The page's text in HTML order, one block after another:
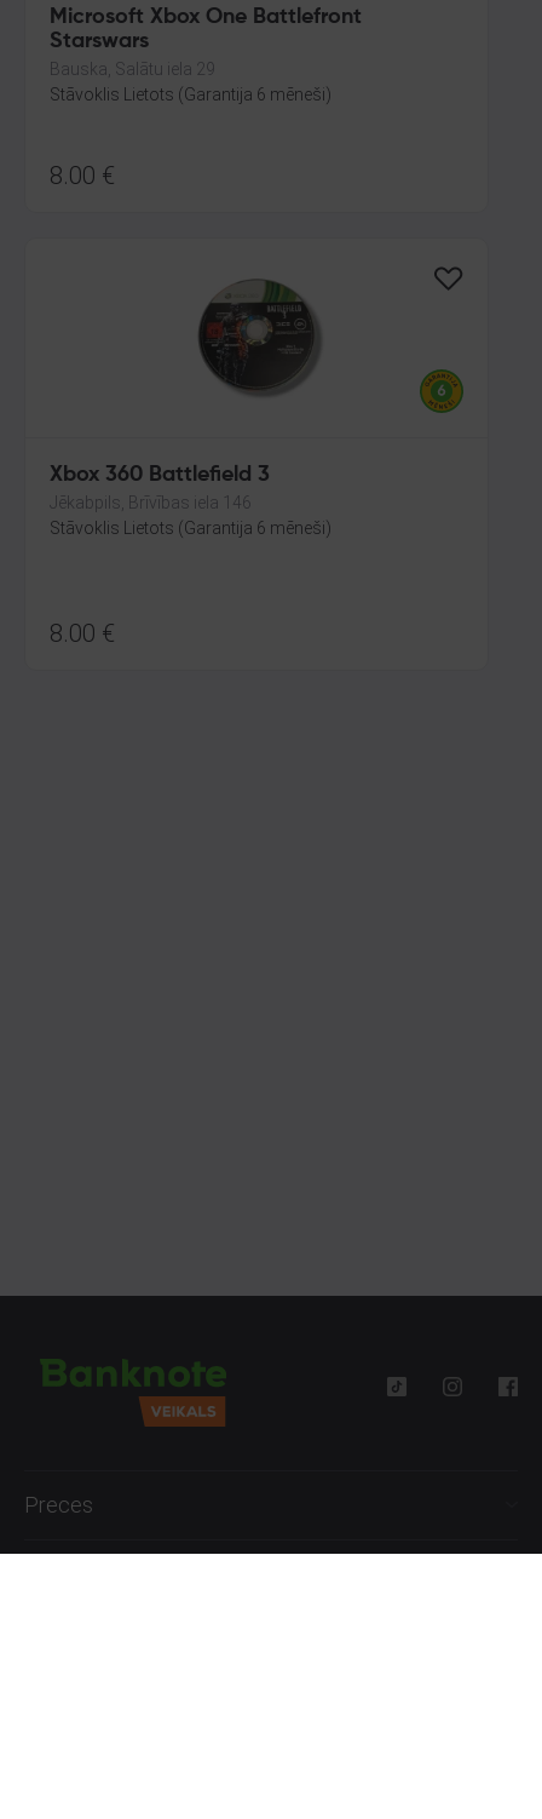
Microsoft Xbox One Battlefront
Starswars
Bauska, Salātu iela 29
Stāvoklis Lietots (Garantija 6 mēneši)
8.00 €
Xbox 360 Battlefield 3
Jēkabpils, Brīvības iela 146
Stāvoklis Lietots (Garantija 6 mēneši)
8.00 €
Preces